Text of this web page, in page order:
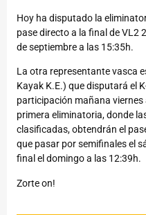
Hoy ha disputado la
pase directo a la final de VL2
de septiembre a las 15:35h.
La otra representante vasca
Kayak K.E.) que disputará el
participación mañana
primera eliminatoria, donde
clasificadas, obtendrán el
que pasar por semifinales el
final el domingo a las 12:39h.
Zorte on!